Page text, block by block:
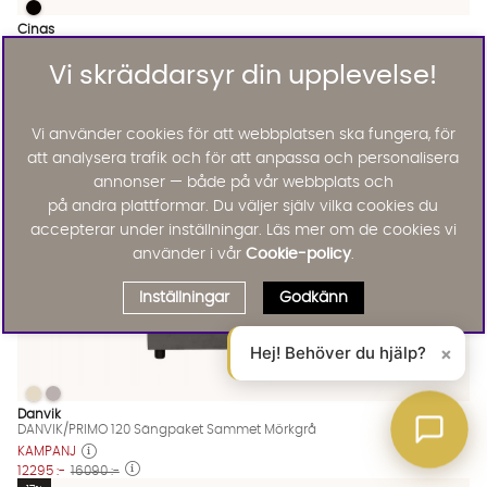
RIB set teak bänk brun skinndyna Finns även i dessa färger:
RIB set teak bänk brun skinndyna
Cinas
7345 :-
Lägg till
DANVIK/PRIMO 120 Sängpaket Sammet Mörkgrå Finns även i
DANVIK/PRIMO 120 Sängpaket Sammet Mörkgrå
DANVIK/PRIMO 120 Sängpaket Sammet Mörkgrå
Danvik
DANVIK/PRIMO 120 Sängpaket Sammet Mörkgrå
KAMPANJ
12295 :- 16090 :-
Vi skräddarsyr din upplevelse!
Vi använder cookies för att webbplatsen ska fungera, för
att analysera trafik och för att anpassa och personalisera
annonser — både på vår webbplats och
på andra plattformar. Du väljer själv vilka cookies du
accepterar under inställningar. Läs mer om de cookies vi
använder i vår Cookie-policy.
Inställningar Godkänn
Hej! Behöver du hjälp? ×